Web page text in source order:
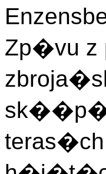
Zp�vu z
sk��p�